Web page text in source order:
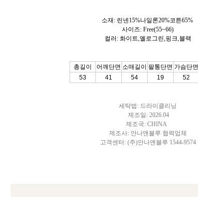
소재: 린넨15%나일론20%코튼65%
사이즈: Free(55~66)
컬러: 화이트,옐로그린,핑크,블랙
총길이 어깨단면 소매길이 팔통단면 가슴단면
53
41 54 19 52
세탁법: 드라이클리닝
제조일: 2026.04
제조국: CHINA
제조사: 안나앤블루 협력업체
고객센터: (주)안나앤블루 1544-9574